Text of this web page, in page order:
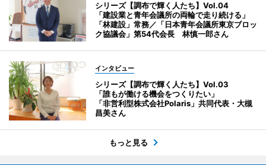
シリーズ【調布で輝く人たち】Vol.04
「建設業と青年会議所の両輪で走り続ける」
「林建設」常務／「日本青年会議所東京ブロッ
ク協議会」第54代会長 林慎一郎さん
インタビュー
シリーズ【調布で輝く人たち】Vol.03
「誰もが働ける機会をつくりたい」
「非営利型株式会社Polaris」共同代表・大槻
昌美さん
もっと見る